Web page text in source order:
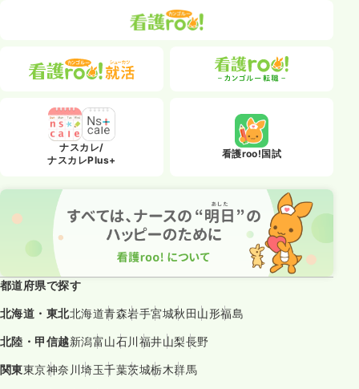
ナスカレ/
ナスカレPlus+
看護roo!国試
都道府県で探す
北海道・東北北海道青森岩手宮城秋田山形福島
北陸・甲信越新潟富山石川福井山梨長野
関東東京神奈川埼玉千葉茨城栃木群馬